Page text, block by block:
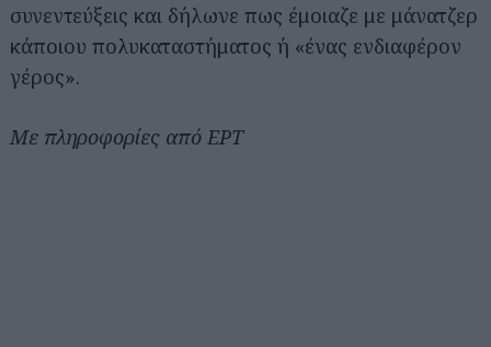
συνεντεύξεις και δήλωνε πως έμοιαζε με μάνατζερ
κάποιου πολυκαταστήματος ή «ένας ενδιαφέρον
γέρος».
Με πληροφορίες από ΕΡΤ